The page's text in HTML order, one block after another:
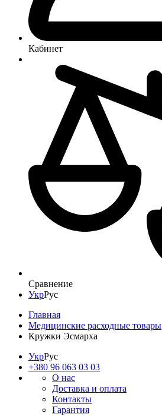
Кабинет
Сравнение
УкрРус
Главная
Медицинские расходные товары
Кружки Эсмарха
УкрРус
+380 96 063 03 03
О нас
Доставка и оплата
Контакты
Гарантия